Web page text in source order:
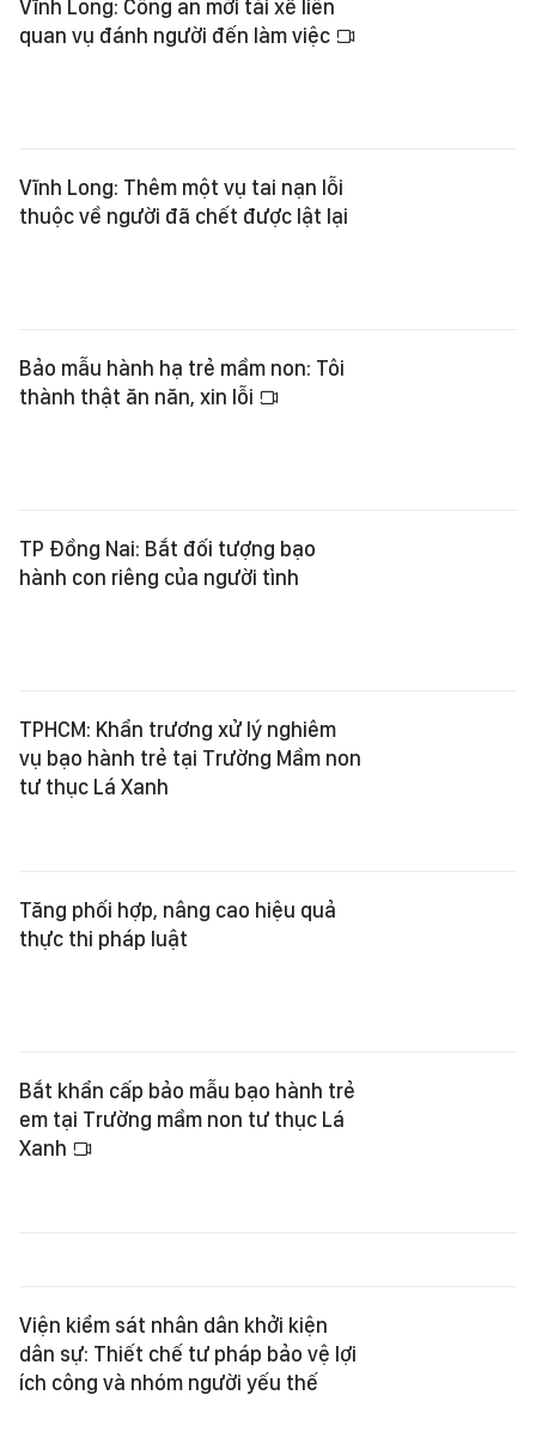
Vĩnh Long: Công an mời tài xế liên
quan vụ đánh người đến làm việc
Vĩnh Long: Thêm một vụ tai nạn lỗi
thuộc về người đã chết được lật lại
Bảo mẫu hành hạ trẻ mầm non: Tôi
thành thật ăn năn, xin lỗi
TP Đồng Nai: Bắt đối tượng bạo
hành con riêng của người tình
TPHCM: Khẩn trương xử lý nghiêm
vụ bạo hành trẻ tại Trường Mầm non
tư thục Lá Xanh
Tăng phối hợp, nâng cao hiệu quả
thực thi pháp luật
Bắt khẩn cấp bảo mẫu bạo hành trẻ
em tại Trường mầm non tư thục Lá
Xanh
Viện kiểm sát nhân dân khởi kiện
dân sự: Thiết chế tư pháp bảo vệ lợi
ích công và nhóm người yếu thế